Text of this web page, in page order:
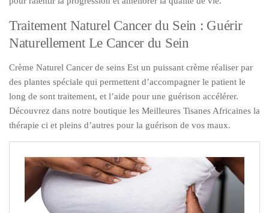
Traitement Naturel Cancer du Sein : Guérir
Naturellement Le Cancer du Sein
Crème Naturel Cancer de seins Est un puissant crème réaliser par
des plantes spéciale qui permettent d’accompagner le patient le
long de sont traitement, et l’aide pour une guérison accélérer.
Découvrez dans notre boutique les Meilleures Tisanes Africaines la
thérapie ci et pleins d’autres pour la guérison de vos maux.